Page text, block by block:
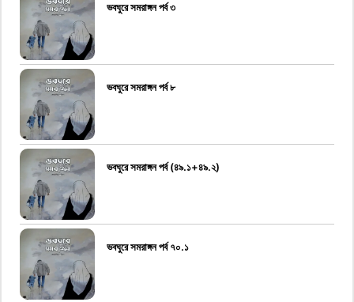
ভবঘুরে সমরাঙ্গন পর্ব ৩
ভবঘুরে সমরাঙ্গন পর্ব ৮
ভবঘুরে সমরাঙ্গন পর্ব (৪৯.১+৪৯.২)
ভবঘুরে সমরাঙ্গন পর্ব ৭০.১